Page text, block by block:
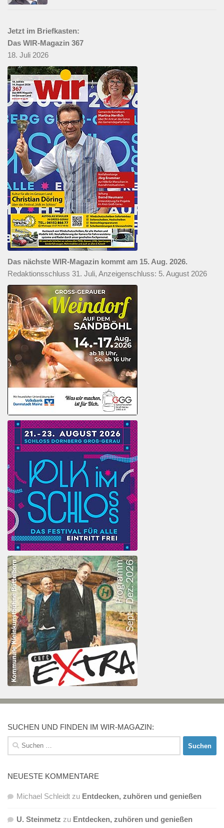
Jetzt im Briefkasten:
Das WIR-Magazin 367
18. Juli 2026
Das nächste WIR-Magazin kommt am 15. Aug. 2026.
Redaktionsschluss 31. Juli, Anzeigenschluss: 5. August 2026
SUCHEN UND FINDEN IM WIR-MAGAZIN:
Suchen
nach:
NEUESTE KOMMENTARE
Michael Schleidt zu Entdecken, zuhören und genießen
U. Steinmetz zu Entdecken, zuhören und genießen